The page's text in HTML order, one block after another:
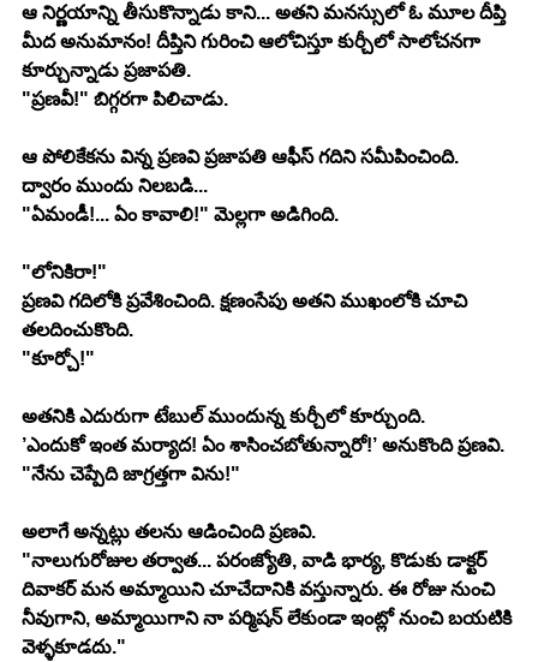
ఆ నిర్ణయాన్ని తీసుకొన్నాడు కాని... అతని మనస్సులో ఓ మూల దీప్తి
మీద అనుమానం! దీప్తిని గురించి ఆలోచిస్తూ కుర్చీలో సాలోచనగా
కూర్చున్నాడు ప్రజాపతి.
"ప్రణవీ!" బిగ్గరగా పిలిచాడు.
ఆ పోలికేకను విన్న ప్రణవి ప్రజాపతి ఆఫీస్ గదిని సమీపించింది.
ద్వారం ముందు నిలబడి...
"ఏమండీ!... ఏం కావాలి!" మెల్లగా అడిగింది.
"లోనికిరా!"
ప్రణవి గదిలోకి ప్రవేశించింది. క్షణంసేపు అతని ముఖంలోకి చూచి
తలదించుకొంది.
"కూర్చో!"
అతనికి ఎదురుగా టేబుల్ ముందున్న కుర్చీలో కూర్చుంది.
’ఎందుకో ఇంత మర్యాద! ఏం శాసించబోతున్నారో!’ అనుకొంది ప్రణవి.
"నేను చెప్పేది జాగ్రత్తగా విను!"
అలాగే అన్నట్లు తలను ఆడించింది ప్రణవి.
"నాలుగురోజుల తర్వాత... పరంజ్యోతి, వాడి భార్య, కొడుకు డాక్టర్
దివాకర్ మన అమ్మాయిని చూచేదానికి వస్తున్నారు. ఈ రోజు నుంచి
నీవుగాని, అమ్మాయిగాని నా పర్మిషన్ లేకుండా ఇంట్లో నుంచి బయటికి
వెళ్ళకూడదు."